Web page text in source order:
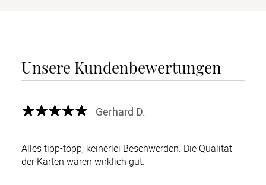
Unsere Kundenbewertungen
Gerhard D.
Alles tipp-topp, keinerlei Beschwerden. Die Qualität
der Karten waren wirklich gut.